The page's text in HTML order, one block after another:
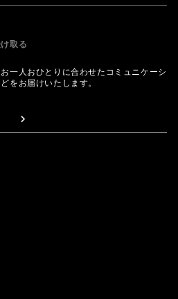
け取る
一人おひとりに合わせたコミュニケーシ
をお届けいたします。